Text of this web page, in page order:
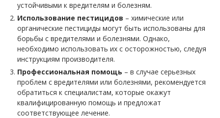
устойчивыми к вредителям и болезням.
Использование пестицидов – химические или
органические пестициды могут быть использованы для
борьбы с вредителями и болезнями. Однако,
необходимо использовать их с осторожностью, следуя
инструкциям производителя.
Профессиональная помощь – в случае серьезных
проблем с вредителями или болезнями, рекомендуется
обратиться к специалистам, которые окажут
квалифицированную помощь и предложат
соответствующее лечение.